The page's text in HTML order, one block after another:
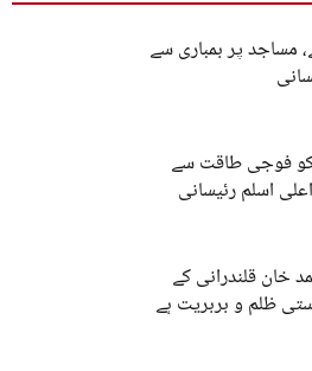
مساجد پر بمباری سے
فوجی طاقت سے
اسلم رئیسانی
خان قلندرانی کے
ظلم و بربریت ہے